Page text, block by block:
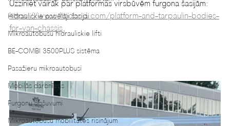
Hidrauliskie pacēlāji šasijai
Mikroautobusu hidrauliskie lifti
BE-COMBI 3500PLUS sistēma
Pasažieru mikroautobusi
Mobilās darbnīcas
Furgonu apšuvumi
Mikroautobusu mobilitātes risinājum
Uzziniet vairāk par platformas virsbūvēm furgona šasijām:
https://www.hoobrid.com/platform-and-tarpaulin-bodies-
for-van-chassis